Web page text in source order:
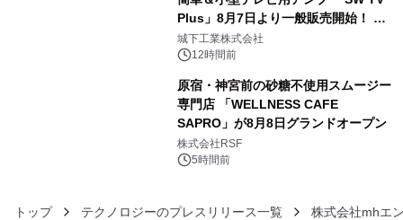
Plus」8月7日より一般販売開始！ ケ
ーブル1本つなぐだけ、テレビの音が
ぐっと豊かに
城下工業株式会社
12時間前
原宿・神宮前の砂糖不使用スムージー
専門店 「WELLNESS CAFE
SAPRO」が8月8日グランドオープン
株式会社RSF
5時間前
トップ テクノロジーのプレスリリース一覧 株式会社mhエ